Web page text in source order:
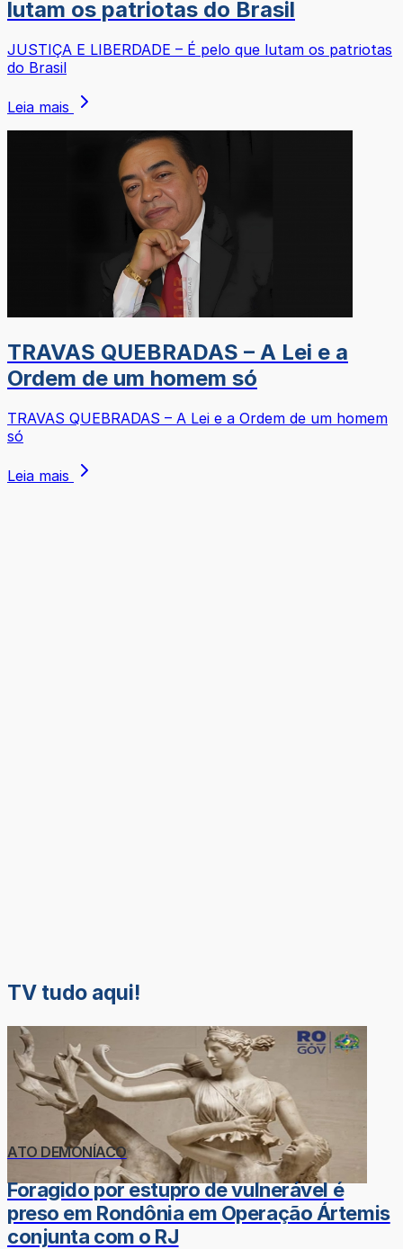
lutam os patriotas do Brasil
JUSTIÇA E LIBERDADE – É pelo que lutam os patriotas
do Brasil
Leia mais
TRAVAS QUEBRADAS – A Lei e a
Ordem de um homem só
TRAVAS QUEBRADAS – A Lei e a Ordem de um homem
só
Leia mais
TV tudo aqui!
ATO DEMONÍACO
Foragido por estupro de vulnerável é
preso em Rondônia em Operação Ártemis
conjunta com o RJ